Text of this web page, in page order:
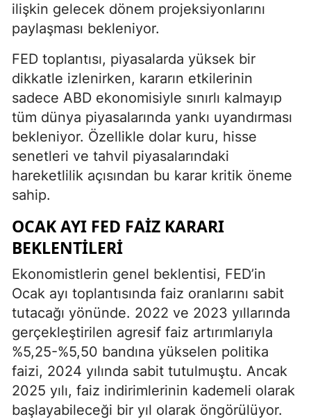
ilişkin gelecek dönem projeksiyonlarını
paylaşması bekleniyor.
FED toplantısı, piyasalarda yüksek bir
dikkatle izlenirken, kararın etkilerinin
sadece ABD ekonomisiyle sınırlı kalmayıp
tüm dünya piyasalarında yankı uyandırması
bekleniyor. Özellikle dolar kuru, hisse
senetleri ve tahvil piyasalarındaki
hareketlilik açısından bu karar kritik öneme
sahip.
OCAK AYI FED FAİZ KARARI
BEKLENTİLERİ
Ekonomistlerin genel beklentisi, FED’in
Ocak ayı toplantısında faiz oranlarını sabit
tutacağı yönünde. 2022 ve 2023 yıllarında
gerçekleştirilen agresif faiz artırımlarıyla
%5,25-%5,50 bandına yükselen politika
faizi, 2024 yılında sabit tutulmuştu. Ancak
2025 yılı, faiz indirimlerinin kademeli olarak
başlayabileceği bir yıl olarak öngörülüyor.